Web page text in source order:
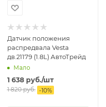
Датчик положения
распредвала Vesta
дв.21179 (1.8L) АвтоТрейд
Мало
1 638руб./шт
1 820руб. -10%